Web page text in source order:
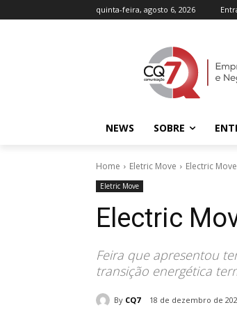
quinta-feira, agosto 6, 2026
NEWS SOBRE
Home Eletric Move Electric
Eletric Move
Electric
Feira que apresentou
transição energética
By CQ7 18 de dezembro de